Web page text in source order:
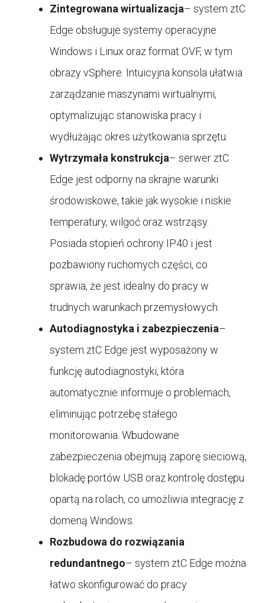
Zintegrowana wirtualizacja– system ztC
Edge obsługuje systemy operacyjne
Windows i Linux oraz format OVF, w tym
obrazy vSphere. Intuicyjna konsola ułatwia
zarządzanie maszynami wirtualnymi,
optymalizując stanowiska pracy i
wydłużając okres użytkowania sprzętu.
Wytrzymała konstrukcja– serwer ztC
Edge jest odporny na skrajne warunki
środowiskowe, takie jak wysokie i niskie
temperatury, wilgoć oraz wstrząsy.
Posiada stopień ochrony IP40 i jest
pozbawiony ruchomych części, co
sprawia, że jest idealny do pracy w
trudnych warunkach przemysłowych.
Autodiagnostyka i zabezpieczenia–
system ztC Edge jest wyposażony w
funkcję autodiagnostyki, która
automatycznie informuje o problemach,
eliminując potrzebę stałego
monitorowania. Wbudowane
zabezpieczenia obejmują zaporę sieciową,
blokadę portów USB oraz kontrolę dostępu
opartą na rolach, co umożliwia integrację z
domeną Windows.
Rozbudowa do rozwiązania
redundantnego– system ztC Edge można
łatwo skonfigurować do pracy